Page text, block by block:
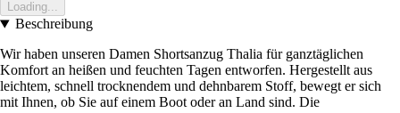
Loading...
Beschreibung
Wir haben unseren Damen Shortsanzug Thalia für ganztäglichen
Komfort an heißen und feuchten Tagen entworfen. Hergestellt aus
leichtem, schnell trocknendem und dehnbarem Stoff, bewegt er sich
mit Ihnen, ob Sie auf einem Boot oder an Land sind. Die